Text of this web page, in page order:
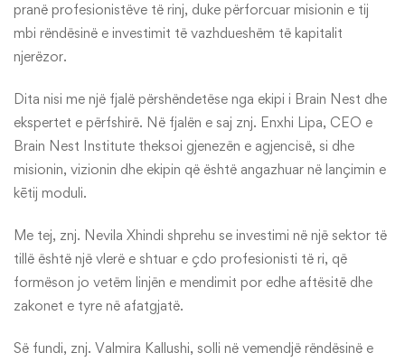
pranë profesionistëve të rinj, duke përforcuar misionin e tij
mbi rëndësinë e investimit të vazhdueshëm të kapitalit
njerëzor.
Dita nisi me një fjalë përshëndetëse nga ekipi i Brain Nest dhe
ekspertet e përfshirë. Në fjalën e saj znj. Enxhi Lipa, CEO e
Brain Nest Institute theksoi gjenezën e agjencisë, si dhe
misionin, vizionin dhe ekipin që është angazhuar në lançimin e
kētij moduli.
Me tej, znj. Nevila Xhindi shprehu se investimi në një sektor të
tillë është një vlerë e shtuar e çdo profesionisti të ri, që
formëson jo vetëm linjën e mendimit por edhe aftësitë dhe
zakonet e tyre në afatgjatë.
Së fundi, znj. Valmira Kallushi, solli në vemendjë rëndësinë e